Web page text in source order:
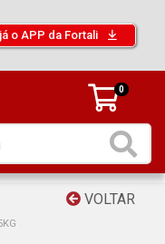
o APP da Fortali
0
VOLTAR